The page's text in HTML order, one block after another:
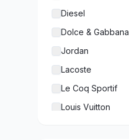
Diesel
Dolce & Gabbana
Jordan
Lacoste
Le Coq Sportif
Louis Vuitton